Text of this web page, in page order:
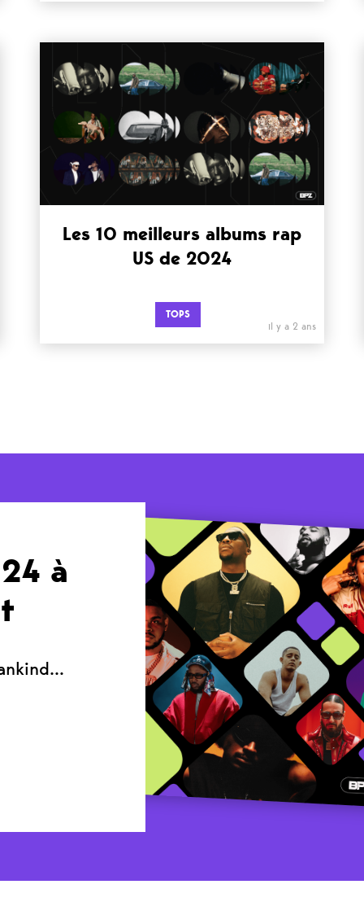
Les 10 meilleurs albums rap
US de 2024
TOPS
il y a 2 ans
à